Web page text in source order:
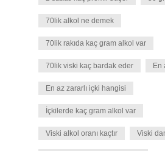
70lik alkol ne demek
70lik rakıda kaç gram alkol var
70lik viski kaç bardak eder En
En az zararlı içki hangisi
İçkilerde kaç gram alkol var
Viski alkol oranı kaçtır Viski